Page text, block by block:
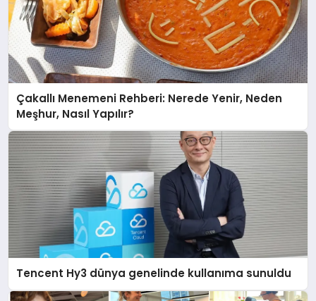
Çakallı Menemeni Rehberi: Nerede Yenir, Neden
Meşhur, Nasıl Yapılır?
Tencent Hy3 dünya genelinde kullanıma sunuldu